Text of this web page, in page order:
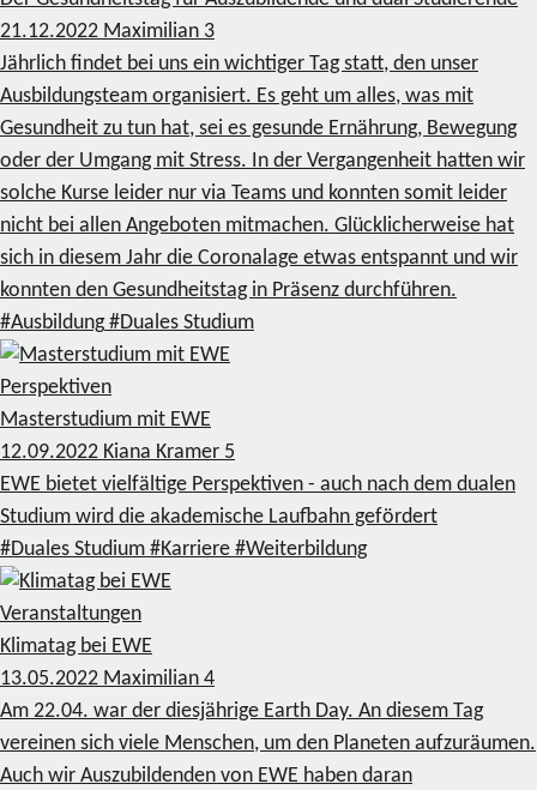
21.12.2022 Maximilian 3
Jährlich findet bei uns ein wichtiger Tag statt, den unser
Ausbildungsteam organisiert. Es geht um alles, was mit
Gesundheit zu tun hat, sei es gesunde Ernährung, Bewegung
oder der Umgang mit Stress. In der Vergangenheit hatten wir
solche Kurse leider nur via Teams und konnten somit leider
nicht bei allen Angeboten mitmachen. Glücklicherweise hat
sich in diesem Jahr die Coronalage etwas entspannt und wir
konnten den Gesundheitstag in Präsenz durchführen.
#Ausbildung #Duales Studium
Perspektiven
Masterstudium mit EWE
12.09.2022 Kiana Kramer 5
EWE bietet vielfältige Perspektiven - auch nach dem dualen
Studium wird die akademische Laufbahn gefördert
#Duales Studium #Karriere #Weiterbildung
Veranstaltungen
Klimatag bei EWE
13.05.2022 Maximilian 4
Am 22.04. war der diesjährige Earth Day. An diesem Tag
vereinen sich viele Menschen, um den Planeten aufzuräumen.
Auch wir Auszubildenden von EWE haben daran